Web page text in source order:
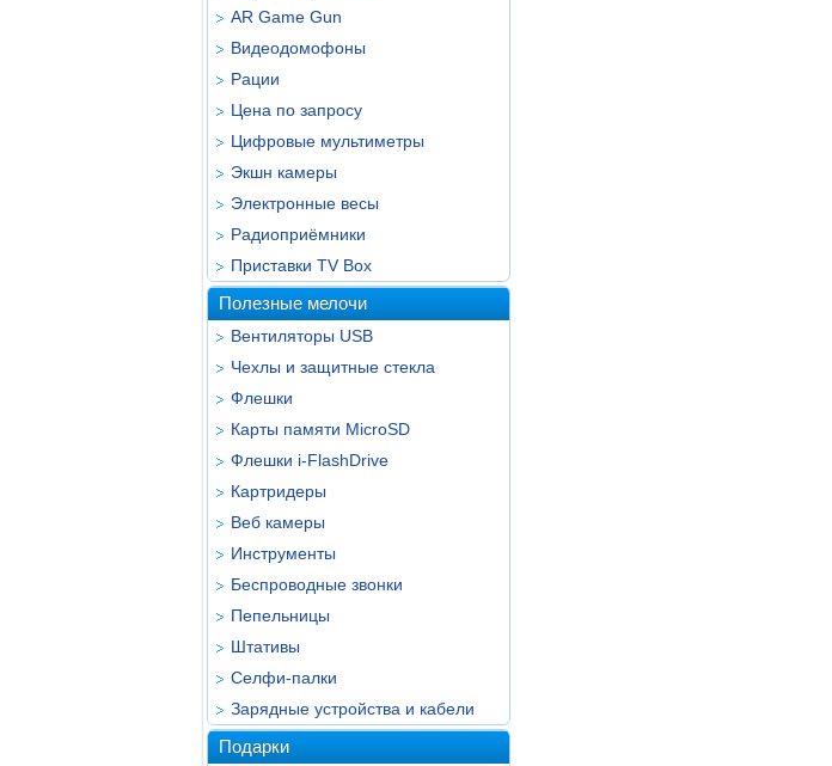
AR Game Gun
Видеодомофоны
Рации
Цена по запросу
Цифровые мультиметры
Экшн камеры
Электронные весы
Радиоприёмники
Приставки TV Box
Полезные мелочи
Вентиляторы USB
Чехлы и защитные стекла
Флешки
Карты памяти MicroSD
Флешки i-FlashDrive
Картридеры
Веб камеры
Инструменты
Беспроводные звонки
Пепельницы
Штативы
Селфи-палки
Зарядные устройства и кабели
Подарки